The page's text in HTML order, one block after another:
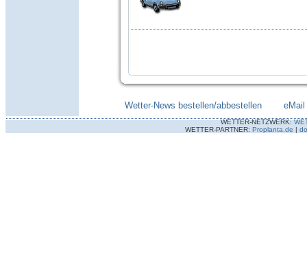
Wetter-News bestellen/abbestellen eMail
WETTER-NETZWERK:
WETTER-PARTNER: Proplanta.de |